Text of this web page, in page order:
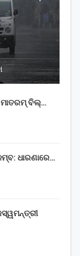
ମାତରମ୍‌ ବିଲ୍‌…
ଧାରଣାରେ…